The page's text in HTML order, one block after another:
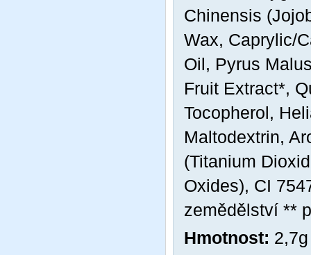
Chinensis
Wax, Caprylic/
Oil, Pyrus
Fruit Extract*,
Tocopherol,
Maltodextrin,
(Titanium
Oxides), CI
zemědělství **
Hmotnost: 2,7g